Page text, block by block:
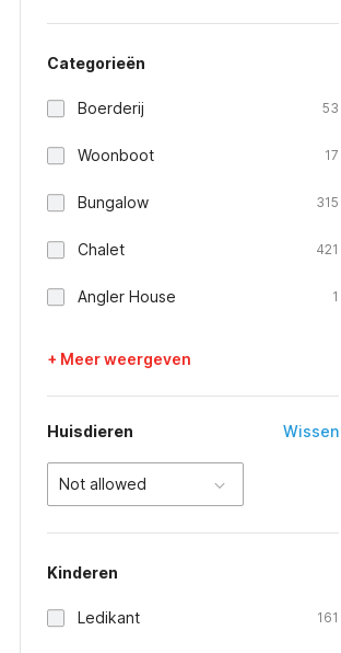
Categorieën
Boerderij 53
Woonboot 17
Bungalow 315
Chalet 421
Angler House 1
+ Meer weergeven
Huisdieren Wissen
Not allowed
Kinderen
Ledikant 161